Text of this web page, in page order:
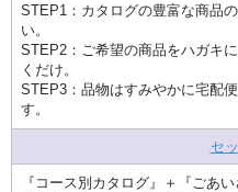
STEP1：カタログの豊富な商品
い。
STEP2：ご希望の商品をハガキ
くだけ。
STEP3：品物はすみやかに宅配
す。
セ
『コース別カタログ』＋『ごあ